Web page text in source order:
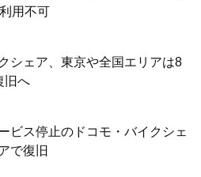
用不可
シェア、東京や全国エリアは8
旧へ
ビス停止のドコモ・バイクシェ
で復旧